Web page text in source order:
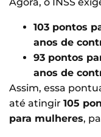
103 pontos
anos de
93 pontos
anos de
Assim, essa
até atingir 105
para mulheres,